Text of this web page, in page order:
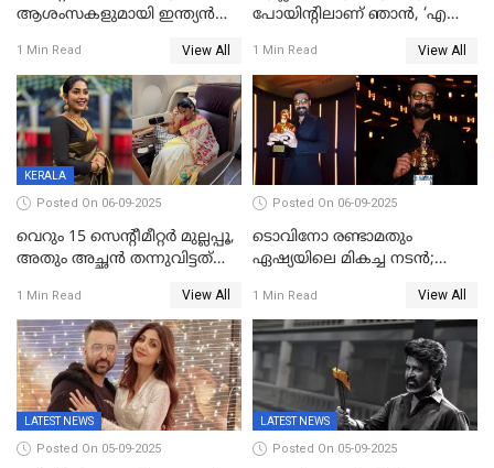
ആശംസകളുമായി ഇന്ത്യൻ
1 Min Read View All
പോയിന്റിലാണ് ഞാൻ, ‘എന്‍റെ
സ്നേഹിച്ചയാള്‍ തന്നെ
വഞ്ചിച്ചുപോയി’, ലൈവ്
വിഡിയോയിൽ
പൊട്ടിക്കരഞ്ഞ് നടി
1 Min Read View All
KERALA
Posted On 06-09-2025
വെറും 15 സെന്റീമീറ്റര്‍ മുല്ലപ്പൂ,
അതും അച്ഛൻ തന്നുവിട്ടത്
ലക്ഷം രൂപ പിഴ; നവ്യ
28ദിവസത്തിനകം പിഴ
അടയ്ക്കണം
1 Min Read View All
Posted On 06-09-2025
ടൊവിനോ രണ്ടാമതും
ഏഷ്യയിലെ മികച്ച നടന്‍;
പുരസ്‌കാരം
1 Min Read View All
LATEST NEWS
Posted On 05-09-2025
LATEST NEWS
Posted On 05-09-2025